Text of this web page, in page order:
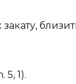
закату,
5, 1).